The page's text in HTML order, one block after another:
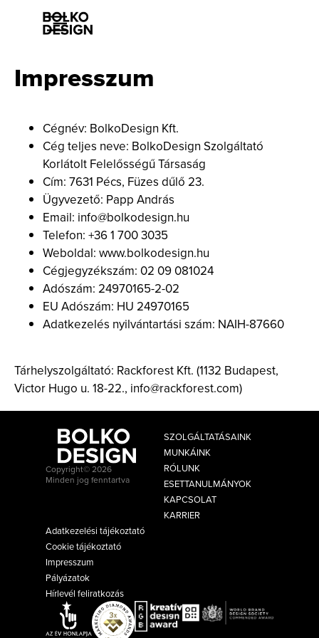
Szolgáltatásaink
Munkáink
Esettanulmányok
Impresszum
Cégnév: BolkoDesign Kft.
Cég teljes neve: BolkoDesign Szolgáltató
Korlátolt Felelősségű Társaság
Cím: 7631 Pécs, Füzes dűlő 23.
Ügyvezető: Papp András
Email: info@bolkodesign.hu
Telefon: +36 1 700 3035
Weboldal: www.bolkodesign.hu
Cégjegyzékszám: 02 09 081024
Adószám: 24970165-2-02
EU Adószám: HU 24970165
Adatkezelés nyilvántartási szám: NAIH-87660
Tárhelyszolgáltató: Rackforest Kft. (1132 Budapest,
Victor Hugo u. 18-22., info@rackforest.com)
Copyright© 2026
Minden jog fenntartva
SZOLGÁLTATÁSAINK
MUNKÁINK
RÓLUNK
ESETTANULMÁNYOK
KAPCSOLAT
KARRIER
Adatkezelési tájékoztató
Cookie tájékoztató
Impresszum
Pályázatok
Hírlevél feliratkozás